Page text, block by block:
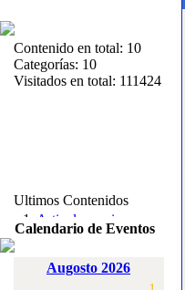
Contenido en total: 10
Categorías: 10
Visitados en total: 111424
Ultimos Contenidos
1:
Articulos varios
[Visitas: 5716]
Campeonato de
Calendario de Eventos
Augosto 2026